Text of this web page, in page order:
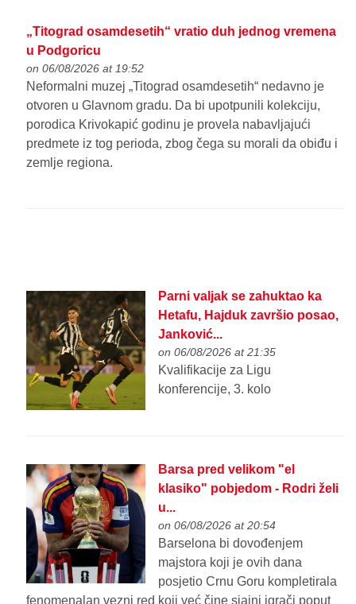
„Titograd osamdesetih“ vratio duh jednog vremena
u Podgoricu
on 06/08/2026 at 19:52
Neformalni muzej „Titograd osamdesetih“ nedavno je
otvoren u Glavnom gradu. Da bi upotpunili kolekciju,
porodica Krivokapić godinu je provela nabavljajući
predmete iz tog perioda, zbog čega su morali da obiđu i
zemlje regiona.
Parni valjak se zahuktao ka
Hetafu, Hajduk završio posao,
Janković...
on 06/08/2026 at 21:35
Kvalifikacije za Ligu
konferencije, 3. kolo
Barsa pred velikom "el
klasiko" pobjedom - Rodri želi
u...
on 06/08/2026 at 20:54
Barselona bi dovođenjem
majstora koji je ovih dana
posjetio Crnu Goru kompletirala
fenomenalan vezni red koji već čine sjajni igrači poput